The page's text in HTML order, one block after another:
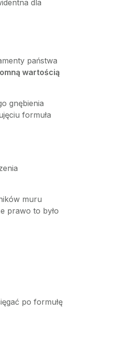
dla
państwa
wartością
gnębienia
formuła
muru
prawo to było
po formułę